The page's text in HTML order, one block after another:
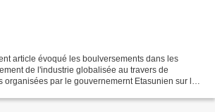
article évoqué les boulversements dans les
de l'industrie globalisée au travers de
par le gouvernemernt Etasunien sur le